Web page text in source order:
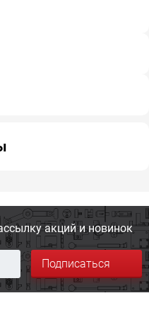
акций и новинок
Подписаться